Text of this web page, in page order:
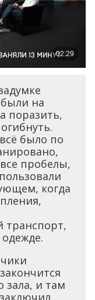
на
поразить,
было по
пробелы,
когда
транспорт,
зала, и там